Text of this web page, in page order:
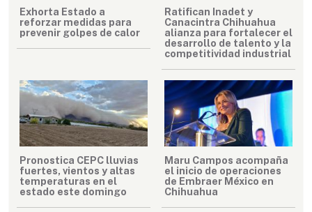
Exhorta Estado a
reforzar medidas para
prevenir golpes de calor
Ratifican Inadet y
Canacintra Chihuahua
alianza para fortalecer el
desarrollo de talento y la
competitividad industrial
Pronostica CEPC lluvias
fuertes, vientos y altas
temperaturas en el
estado este domingo
Maru Campos acompaña
el inicio de operaciones
de Embraer México en
Chihuahua